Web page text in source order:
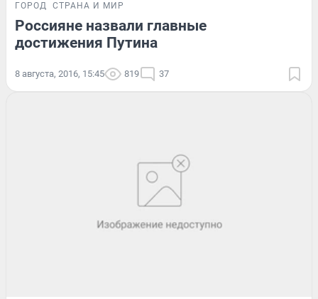
ГОРОД СТРАНА И МИР
Россияне назвали главные
достижения Путина
8 августа, 2016, 15:45 819 37